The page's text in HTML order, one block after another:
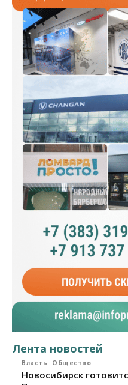
Лента новостей
Власть Общество
Новосибирск